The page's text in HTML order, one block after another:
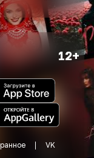
12+
VK